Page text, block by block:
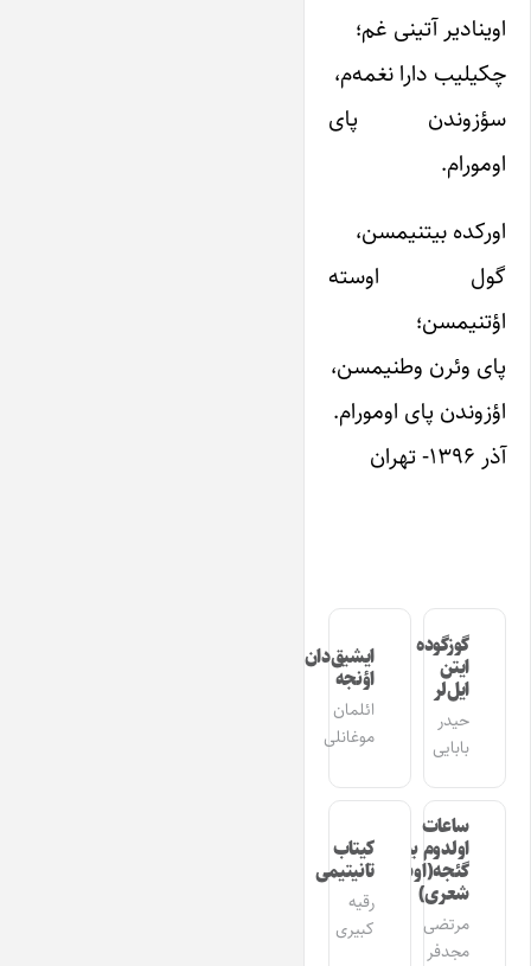
اوینادیر آتینی غم؛
چکیلیب دارا نغمه‌م،
سؤزوندن پای
اومورام.
اورکده بیتنیمسن،
گول اوسته
اؤتنیمسن؛
پای وئرن وطنیمسن،
اؤزوندن پای اومورام.
آذر ۱۳۹۶- تهران
گوزگوده
ایتن
ایل‌لر
حیدر
بابایی
ایشیق‌دان
اؤنجه
ائلمان
موغانلی
ساعات
اولدوم بیر
گئجه(اوشاق
شعری)
مرتضی
مجدفر
کیتاب
تانیتیمی
رقیه
کبیری